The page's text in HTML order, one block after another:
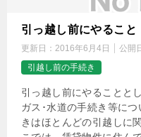
引っ越し前にやること
更新日： 2016年6月4日 公開
引越し前の手続き
引っ越し前にやることと
ガス･水道の手続き等に
きはほとんどの引越しに